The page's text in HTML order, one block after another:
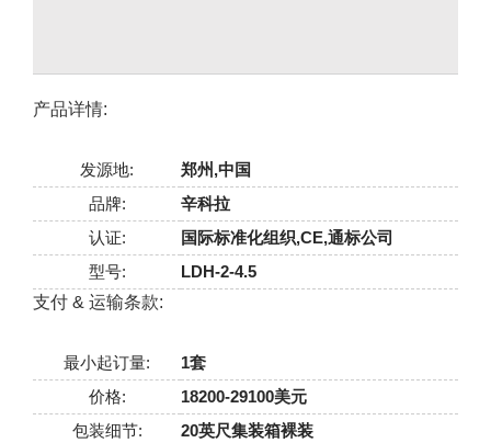
产品详情:
发源地:
郑州,中国
品牌:
辛科拉
认证:
国际标准化组织,CE,通标公司
型号:
LDH-2-4.5
支付 & 运输条款:
最小起订量:
1套
价格:
18200-29100美元
包装细节:
20英尺集装箱裸装